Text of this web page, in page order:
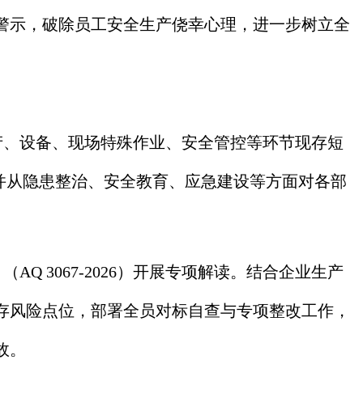
，破除员工安全生产侥幸心理，进一步树立全
设备、现场特殊作业、安全管控等环节现存短
隐患整治、安全教育、应急建设等方面对各部
AQ 3067-2026）开展专项解读。结合企业生产
险点位，部署全员对标自查与专项整改工作，